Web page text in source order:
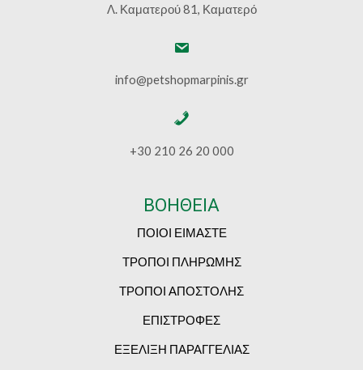
Λ. Καματερού 81, Καματερό
info@petshopmarpinis.gr
+30 210 26 20 000
ΒΟΗΘΕΙΑ
ΠΟΙΟΙ ΕΙΜΑΣΤΕ
ΤΡΟΠΟΙ ΠΛΗΡΩΜΗΣ
ΤΡΟΠΟΙ ΑΠΟΣΤΟΛΗΣ
ΕΠΙΣΤΡΟΦΕΣ
ΕΞΕΛΙΞΗ ΠΑΡΑΓΓΕΛΙΑΣ